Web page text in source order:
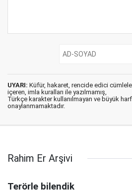
UYARI: Küfür, hakaret, rencide edici
içeren, imla kuralları ile yazılmamış,
Türkçe karakter kullanılmayan ve büyük
onaylanmamaktadır.
Rahim Er Arşivi
Terörle bilendik